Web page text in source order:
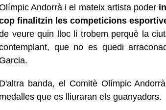
Andorrà i el mateix artista poder
finalitzin les competicions
veure quin lloc li trobem perquè la
que no es quedi
Garcia.
D'altra banda, el Comitè Olímpic
medalles que es lliuraran els guanyadors.